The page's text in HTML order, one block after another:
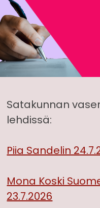
Satakunnan
lehdissä:
Piia Sandelin
Mona Koski
23.7.2026